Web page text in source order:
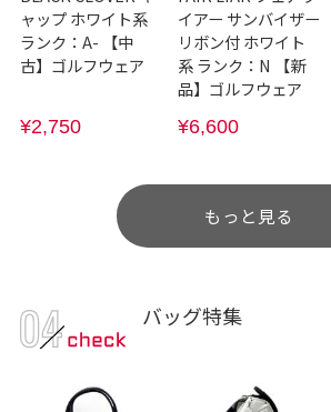
ャップ ホワイト系
ランク：A- 【中
古】ゴルフウェア
¥2,750
イアー サンバイザー
リボン付 ホワイト
系 ランク：N 【新
品】ゴルフウェア
¥6,600
もっと見る
バッグ特集